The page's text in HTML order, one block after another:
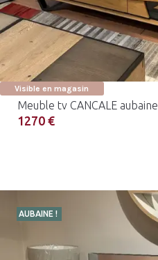
Visible en magasin
Meuble tv CANCALE aubaine
1270 €
AUBAINE !